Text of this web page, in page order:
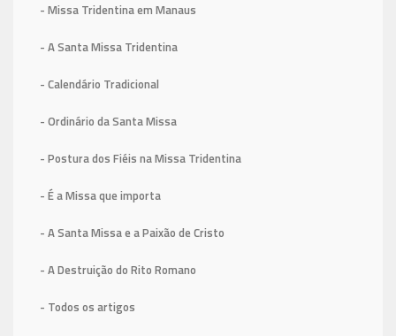
- Missa Tridentina em Manaus
- A Santa Missa Tridentina
- Calendário Tradicional
- Ordinário da Santa Missa
- Postura dos Fiéis na Missa Tridentina
- É a Missa que importa
- A Santa Missa e a Paixão de Cristo
- A Destruição do Rito Romano
- Todos os artigos